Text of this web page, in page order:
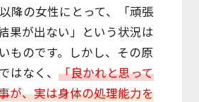
降の女性にとって、「頑張
果が出ない」という状況は
ものです。しかし、その原
はなく、 「良かれと思って
が、実は身体の処理能力を